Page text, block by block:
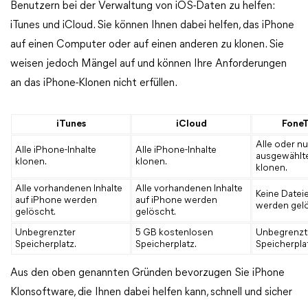
Benutzern bei der Verwaltung von iOS-Daten zu helfen:
iTunes und iCloud. Sie können Ihnen dabei helfen, das iPhone
auf einen Computer oder auf einen anderen zu klonen. Sie
weisen jedoch Mängel auf und können Ihre Anforderungen
an das iPhone-Klonen nicht erfüllen.
iTunes iCloud
Alle iPhone-Inhalte
klonen.
Alle iPhone-Inhalte
klonen.
Alle oder
klonen.
Alle vorhandenen Inhalte
auf iPhone werden
gelöscht.
Alle vorhandenen Inhalte
auf iPhone werden
gelöscht.
Keine
werden
Unbegrenzter
Speicherplatz.
5 GB kostenlosen
Speicherplatz.
Aus den oben genannten Gründen bevorzugen Sie iPhone
Klonsoftware, die Ihnen dabei helfen kann, schnell und sicher